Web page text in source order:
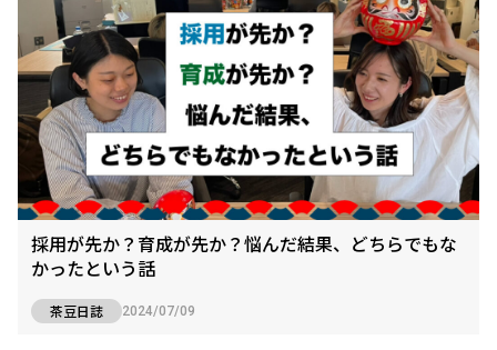
採用が先か？育成が先か？悩んだ結果、どちらでもな
かったという話
茶豆日誌 2024/07/09